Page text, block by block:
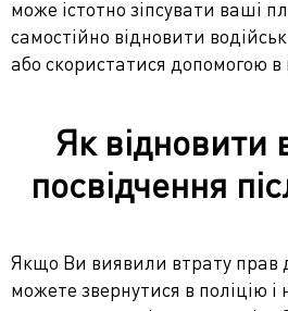
може істотно зіпсувати ваші
самостійно відновити
або скористатися допомогою в
Як відновити
посвідчення
Якщо Ви виявили втрату прав
можете звернутися в поліцію